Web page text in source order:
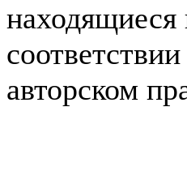
находящиеся
авторском